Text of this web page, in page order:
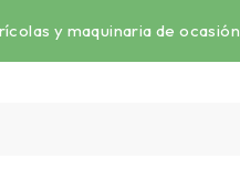
y maquinaria de ocasión